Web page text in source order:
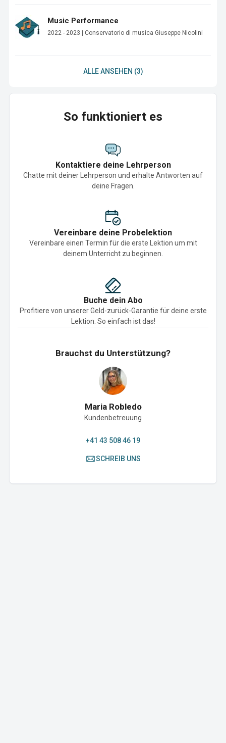
Music Performance
2022 - 2023 | Conservatorio di musica Giuseppe Nicolini
ALLE ANSEHEN (3)
So funktioniert es
Kontaktiere deine Lehrperson
Chatte mit deiner Lehrperson und erhalte Antworten auf
deine Fragen.
Vereinbare deine Probelektion
Vereinbare einen Termin für die erste Lektion um mit
deinem Unterricht zu beginnen.
Buche dein Abo
Profitiere von unserer Geld-zurück-Garantie für deine erste
Lektion. So einfach ist das!
Brauchst du Unterstützung?
Maria Robledo
Kundenbetreuung
+41 43 508 46 19
SCHREIB UNS